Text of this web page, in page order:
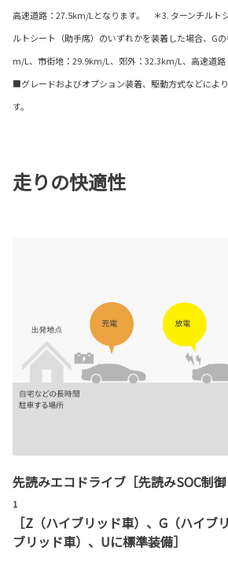
高速道路：27.5km/Lとなります。 ＊3. ターンチルト
ルトシート（助手席）のいずれかを装着した場合、G
m/L、市街地：29.9km/L、郊外：32.3km/L、高速道路
■グレードおよびオプション装着、駆動方式などによ
す。
走りの快適性
先読みエコドライブ［先読みSOC制御
1
［Z（ハイブリッド車）、G（ハイブ
ブリッド車）、Uに標準装備］